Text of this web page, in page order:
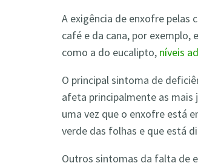
A exigência de enxofre pelas
café e da cana, por
como a do eucalipto, níveis
O principal sintoma de
afeta principalmente as mais
uma vez que o enxofre está
verde das folhas e que está
Outros sintomas da falta de